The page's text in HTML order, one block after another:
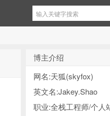
博主介绍
网名:天狐(skyfox)
英文名:Jakey.Shao
职业:全栈工程师/个人